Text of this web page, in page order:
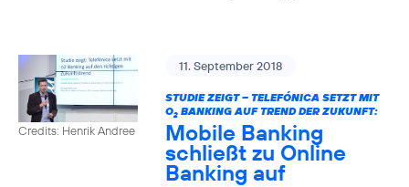
Credits: Henrik Andree
11. September 2018
STUDIE ZEIGT – TELEFÓNICA SETZT MIT
O2BANKING AUF TREND DER ZUKUNFT:
Mobile Banking
schließt zu Online
Banking auf